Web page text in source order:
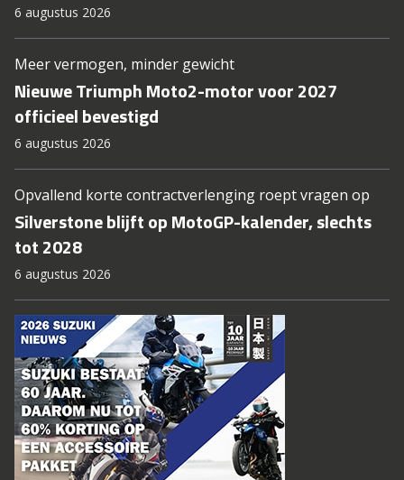
6 augustus 2026
Meer vermogen, minder gewicht
Nieuwe Triumph Moto2-motor voor 2027
officieel bevestigd
6 augustus 2026
Opvallend korte contractverlenging roept vragen op
Silverstone blijft op MotoGP-kalender, slechts
tot 2028
6 augustus 2026